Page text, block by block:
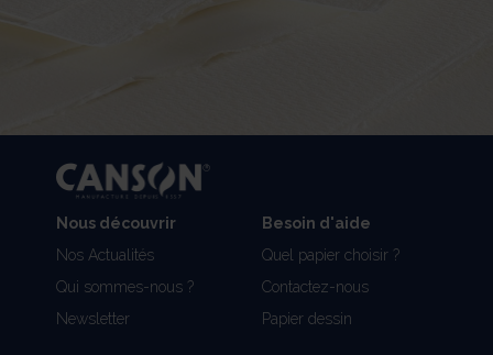
Nous découvrir
Nos Actualités
Qui sommes-nous ?
Newsletter
Besoin d'aide
Quel papier choisir ?
Contactez-nous
Papier dessin